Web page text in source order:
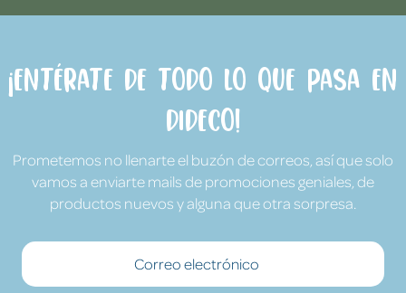
¡Entérate de todo lo que pasa en
Dideco!
Prometemos no llenarte el buzón de correos, así que solo
vamos a enviarte mails de promociones geniales, de
productos nuevos y alguna que otra sorpresa.